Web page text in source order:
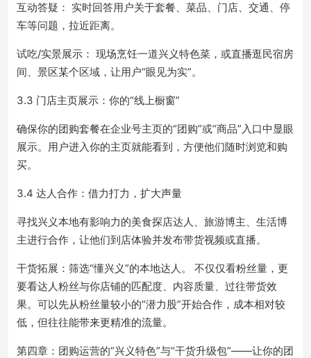
互动答疑： 实时回答用户关于套餐、菜品、门店、交通、停
车等问题，拉近距离。
试吃/实景展示： 现场烹饪一道兴义特色菜，或直播逛民宿房
间、景区某个区域，让用户“眼见为实”。
3.3 门店主页展示：你的“线上橱窗”
确保你的团购套餐在企业号主页的“团购”或“商品”入口中显眼
展示。用户进入你的主页就能看到，方便他们随时浏览和购
买。
3.4 达人合作：借力打力，扩大声量
寻找兴义本地有影响力的美食探店达人、旅游博主、生活博
主进行合作，让他们到店体验并发布带货视频或直播。
干货拓展：筛选“懂兴义”的本地达人。 不仅仅看粉丝量，更
要看达人粉丝与你店铺的匹配度、内容质量、过往带货效
果。可以先从粉丝量较小的“潜力股”开始合作，成本相对较
低，但往往能带来更精准的流量。
第四章：团购运营的“兴义特色”与“干货升级包”——让你的团